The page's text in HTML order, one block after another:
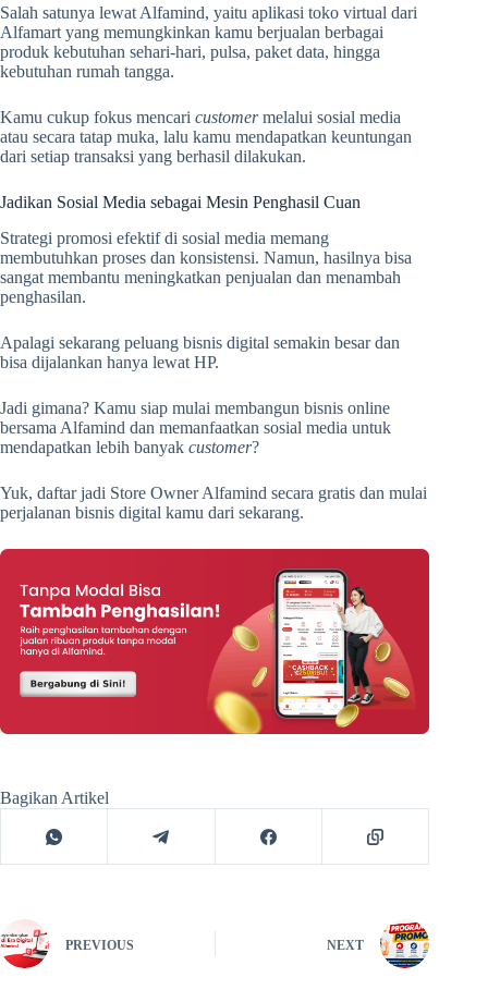
Salah satunya lewat Alfamind, yaitu aplikasi toko virtual dari
Alfamart yang memungkinkan kamu berjualan berbagai
produk kebutuhan sehari-hari, pulsa, paket data, hingga
kebutuhan rumah tangga.
Kamu cukup fokus mencari customermelalui sosial media
atau secara tatap muka, lalu kamu mendapatkan keuntungan
dari setiap transaksi yang berhasil dilakukan.
Jadikan Sosial Media sebagai Mesin Penghasil Cuan
Strategi promosi efektif di sosial media memang
membutuhkan proses dan konsistensi. Namun, hasilnya bisa
sangat membantu meningkatkan penjualan dan menambah
penghasilan.
Apalagi sekarang peluang bisnis digital semakin besar dan
bisa dijalankan hanya lewat HP.
Jadi gimana? Kamu siap mulai membangun bisnis online
bersama Alfamind dan memanfaatkan sosial media untuk
mendapatkan lebih banyak customer?
Yuk, daftar jadi Store Owner Alfamind secara gratis dan mulai
perjalanan bisnis digital kamu dari sekarang.
Bagikan Artikel
PREVIOUS NEXT